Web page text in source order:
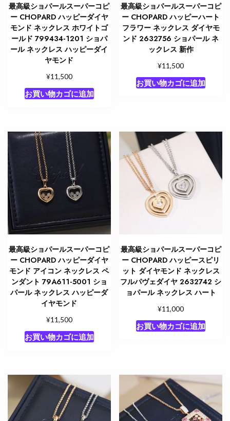
最高級ショパールスーパーコピ
ー CHOPARD ハッピーダイヤ
モンド ネックレス ホワイトゴ
ールド 799434-1201 ショパ
ール ネックレス ハッピーダイ
ヤモンド
¥11,500
お買い物カゴに追加
最高級ショパールスーパーコピ
ー CHOPARD ハッピーハート
フラワー ネックレス ダイヤモ
ンド 2632756 ショパール ネ
ックレス 新作
¥11,500
お買い物カゴに追加
最高級ショパールスーパーコピ
ー CHOPARD ハッピーダイヤ
モンド アイコン ネックレス ペ
ンダント 79A611-5001 ショ
パール ネックレス ハッピーダ
イヤモンド
¥11,500
お買い物カゴに追加
最高級ショパールスーパーコピ
ー CHOPARD ハッピースピリ
ット ダイヤモンド ネックレス
フルパヴェダイヤ 2632742 シ
ョパール ネックレス ハート
¥11,000
お買い物カゴに追加